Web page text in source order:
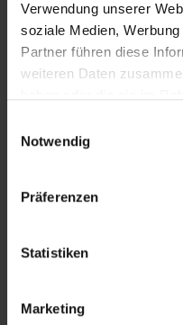
Verwendung unserer
soziale Medien,
Partner führen diese
weiteren Daten
Notwendig
Präferenzen
Statistiken
Marketing
+49 (0)221 932 81 82